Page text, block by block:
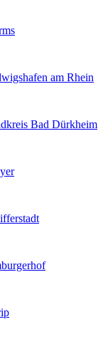
am Rhein
Bad Dürkheim